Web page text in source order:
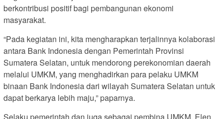
berkontribusi positif bagi pembangunan ekonomi
masyarakat.
“Pada kegiatan ini, kita mengharapkan terjalinnya kolaborasi
antara Bank Indonesia dengan Pemerintah Provinsi
Sumatera Selatan, untuk mendorong perekonomian daerah
melalui UMKM, yang menghadirkan para pelaku UMKM
binaan Bank Indonesia dari wilayah Sumatera Selatan untuk
dapat berkarya lebih maju,” paparnya.